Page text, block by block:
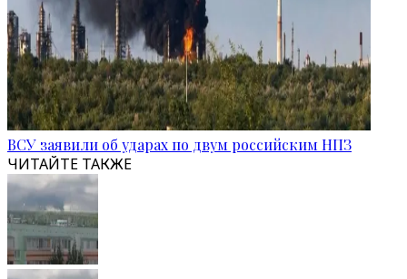
ВСУ заявили об ударах по двум российским НПЗ
ЧИТАЙТЕ ТАКЖЕ